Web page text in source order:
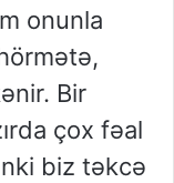
onunla
Bir
çox fəal
biz təkcə